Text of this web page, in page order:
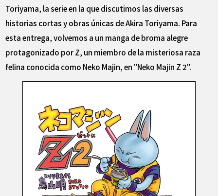
LANGUAGE
JP
EN FR DE ES
Toriyama, la serie en la que discutimos las diversas
historias cortas y obras únicas de Akira Toriyama. Para
esta entrega, volvemos a un manga de broma alegre
protagonizado por Z, un miembro de la misteriosa raza
felina conocida como Neko Majin, en "Neko Majin Z 2".